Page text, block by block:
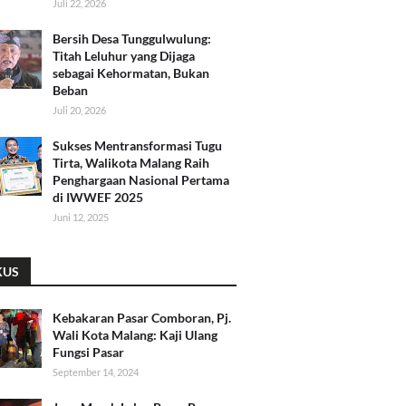
Juli 22, 2026
Bersih Desa Tunggulwulung:
Titah Leluhur yang Dijaga
sebagai Kehormatan, Bukan
Beban
Juli 20, 2026
Sukses Mentransformasi Tugu
Tirta, Walikota Malang Raih
Penghargaan Nasional Pertama
di IWWEF 2025
Juni 12, 2025
Kebakaran Pasar Comboran, Pj.
Wali Kota Malang: Kaji Ulang
Fungsi Pasar
September 14, 2024